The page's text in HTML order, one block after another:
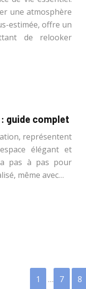
une atmosphère
estimée, offre un
de relooker
guide complet
représentent
élégant et
pas à pas pour
même avec…
1 … 7 8